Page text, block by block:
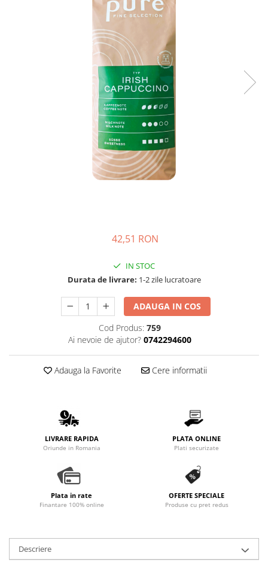
42,51 RON
IN STOC
Durata de livrare: 1-2 zile lucratoare
ADAUGA IN COS
Cod Produs: 759
Ai nevoie de ajutor? 0742294600
Adauga la Favorite Cere informatii
LIVRARE RAPIDA
Oriunde in Romania
PLATA ONLINE
Plati securizate
Plata in rate
Finantare 100% online
OFERTE SPECIALE
Produse cu pret redus
Descriere